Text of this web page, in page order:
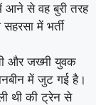
में आने से वह बुरी तरह
में भर्ती
और जख्मी युवक
में जुट गई है।
थी की ट्रेन से